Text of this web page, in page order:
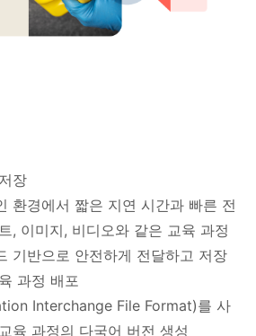
장
환경에서 짧은 지연 시간과 빠른 전
, 이미지, 비디오와 같은 교육 과정
기반으로 안전하게 전달하고 저장
과정 배포
Interchange File Format)를 사
육 과정의 다국어 버전 생성